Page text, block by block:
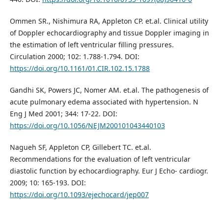
Ommen SR., Nishimura RA, Appleton CP. et.al. Clinical utility
of Doppler echocardiography and tissue Doppler imaging in
the estimation of left ventricular filling pressures.
Circulation 2000; 102: 1.788-1.794. DOI:
https://doi.org/10.1161/01.CIR.102.15.1788
Gandhi SK, Powers JC, Nomer AM. et.al. The pathogenesis of
acute pulmonary edema associated with hypertension. N
Eng J Med 2001; 344: 17-22. DOI:
https://doi.org/10.1056/NEJM200101043440103
Nagueh SF, Appleton CP, Gillebert TC. et.al.
Recommendations for the evaluation of left ventricular
diastolic function by echocardiography. Eur J Echo- cardiogr.
2009; 10: 165-193. DOI:
https://doi.org/10.1093/ejechocard/jep007